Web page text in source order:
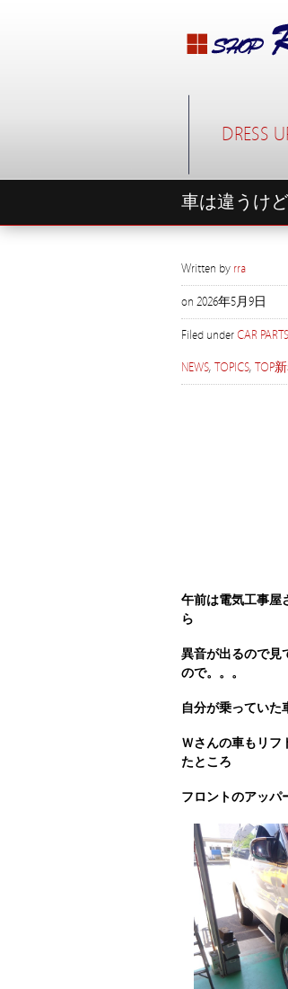
DRESS
車は違うけ
Written by rra
on 2026年5月9日
Filed underCAR PARTS
NEWS, TOPICS, TOP
午前は電気工事屋
ら
異音が出るので見
ので。。。
自分が乗っていた
Ｗさんの車もリフ
たところ
フロントのアッパ